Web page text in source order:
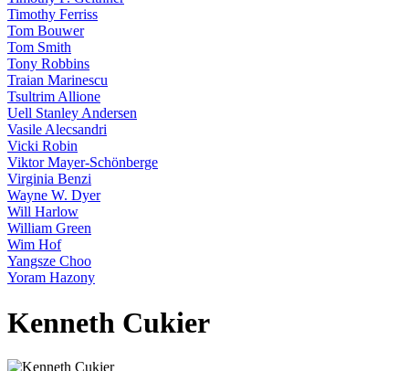
Timothy Ferriss
Tom Bouwer
Tom Smith
Tony Robbins
Traian Marinescu
Tsultrim Allione
Uell Stanley Andersen
Vasile Alecsandri
Vicki Robin
Viktor Mayer-Schönberge
Virginia Benzi
Wayne W. Dyer
Will Harlow
William Green
Wim Hof
Yangsze Choo
Yoram Hazony
Kenneth Cukier